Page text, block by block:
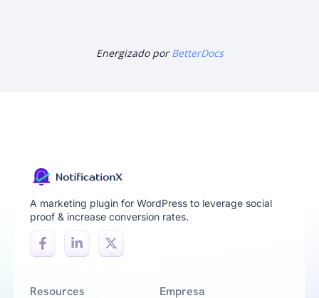
Energizado porBetterDocs
A marketing plugin for WordPress to leverage social
proof & increase conversion rates.
Resources Empresa